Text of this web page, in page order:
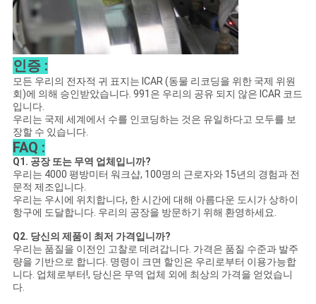
인증 :
모든 우리의 전자적 귀 표지는 ICAR (동물 리코딩을 위한 국제 위원
회)에 의해 승인받았습니다. 991은 우리의 공유 되지 않은 ICAR 코드
입니다.
우리는 국제 세계에서 수를 인코딩하는 것은 유일하다고 모두를 보
장할 수 있습니다.
FAQ :
Q1. 공장 또는 무역 업체입니까?
우리는 4000 평방미터 워크샵, 100명의 근로자와 15년의 경험과 전
문적 제조입니다.
우리는 우시에 위치합니다, 한 시간에 대해 아름다운 도시가 상하이
항구에 도달합니다. 우리의 공장을 방문하기 위해 환영하세요.
Q2. 당신의 제품이 최저 가격입니까?
우리는 품질을 이전인 고찰로 데려갑니다. 가격은 품질 수준과 발주
량을 기반으로 합니다. 명령이 크면 할인은 우리로부터 이용가능합
니다. 업체로부터!, 당신은 무역 업체 외에 최상의 가격을 얻었습니
다.